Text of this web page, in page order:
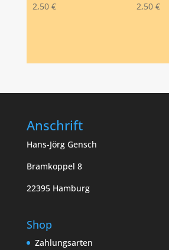
2,50 € 2,50 €
Anschrift
Hans-Jörg Gensch
Bramkoppel 8
22395 Hamburg
Shop
Zahlungsarten